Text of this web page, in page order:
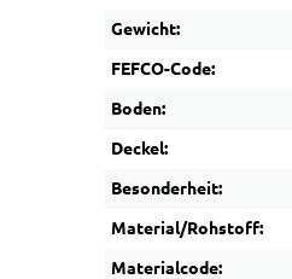
Gewicht:
FEFCO-Code:
Boden:
Deckel:
Besonderheit:
Material/Rohstoff:
Materialcode: